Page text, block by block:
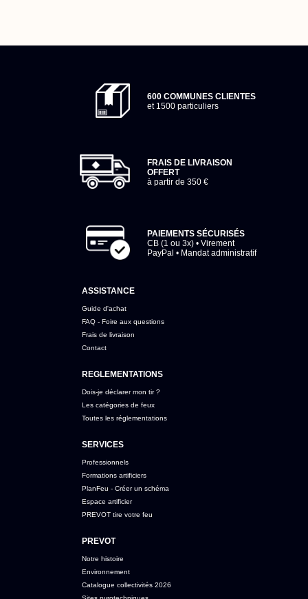
600 COMMUNES CLIENTES
et 1500 particuliers
FRAIS DE LIVRAISON
OFFERT
à partir de 350 €
PAIEMENTS SÉCURISÉS
CB (1 ou 3x) • Virement
PayPal • Mandat administratif
ASSISTANCE
Guide d'achat
FAQ - Foire aux questions
Frais de livraison
Contact
REGLEMENTATIONS
Dois-je déclarer mon tir ?
Les catégories de feux
Toutes les réglementations
SERVICES
Professionnels
Formations artificiers
PlanFeu - Créer un schéma
Espace artificier
PREVOT tire votre feu
PREVOT
Notre histoire
Environnement
Catalogue collectivités 2026